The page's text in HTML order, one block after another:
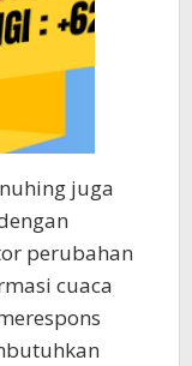
juga
perubahan
cuaca